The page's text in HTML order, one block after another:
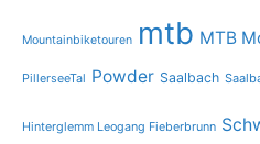
Mountainbiketouren mtb MTB
PillerseeTal Powder Saalbach
Hinterglemm Leogang Fieberbrunn